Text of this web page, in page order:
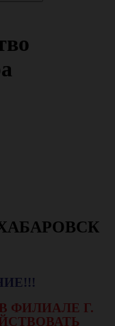
ФИЛИАЛЕ Г.